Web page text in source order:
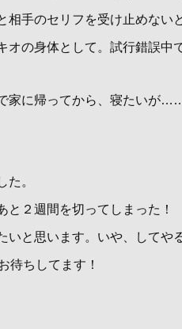
相手のセリフを受け止めない
の身体として。試行錯誤中
家に帰ってから、寝たいが
。
と２週間を切ってしまった
いと思います。いや、してや
待ちしてます！